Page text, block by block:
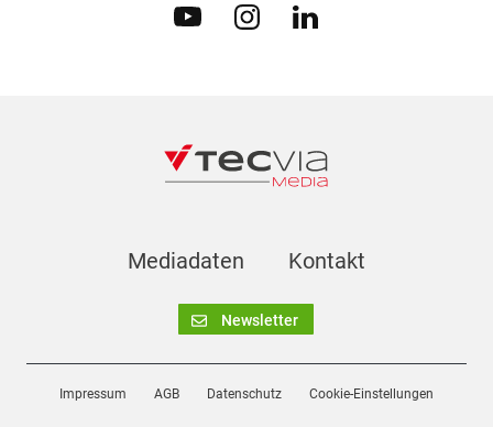
Mediadaten Kontakt
Newsletter
Impressum AGB Datenschutz Cookie-Einstellungen